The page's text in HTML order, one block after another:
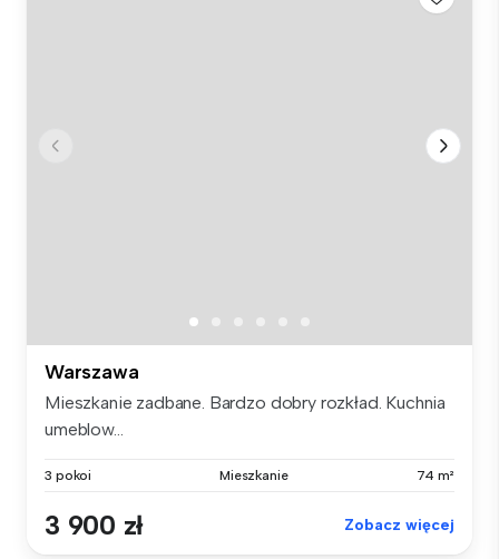
Warszawa
Mieszkanie zadbane. Bardzo dobry rozkład. Kuchnia
umeblow...
3 pokoi Mieszkanie 74 m²
3 900 zł Zobacz więcej